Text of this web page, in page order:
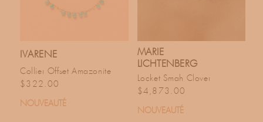
IVARENE
Collier Offset Amazonite
Prix habituel
$322.00
NOUVEAUTÉ
MARIE
LICHTENBERG
Locket Smah Clover
Prix habituel
$4,873.00
NOUVEAUTÉ